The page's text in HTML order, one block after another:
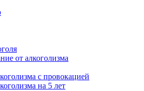
от алкоголизма
с провокацией
на 5 лет